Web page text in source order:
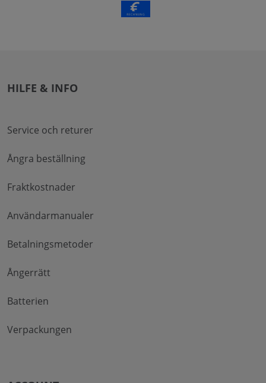
HILFE & INFO
Service och returer
Ångra beställning
Fraktkostnader
Användarmanualer
Betalningsmetoder
Ångerrätt
Batterien
Verpackungen